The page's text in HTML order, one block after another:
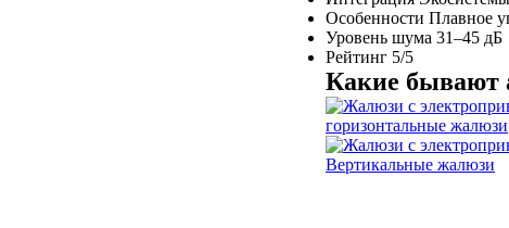
Особенности Плавное
Уровень шума 31–45 дБ
Рейтинг 5/5
Какие бывают
горизонтальные жалюзи
Вертикальные жалюзи